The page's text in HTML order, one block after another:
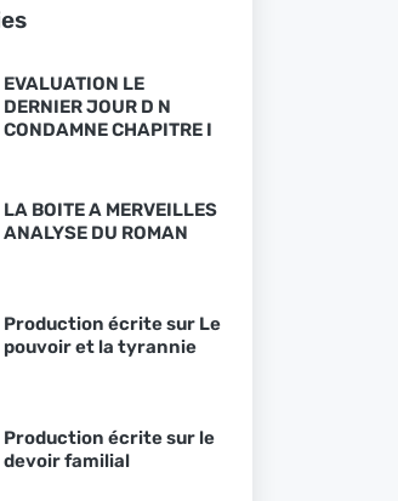
EVALUATION LE
DERNIER JOUR D N
CONDAMNE CHAPITRE I
LA BOITE A MERVEILLES
ANALYSE DU ROMAN
Production écrite sur Le
pouvoir et la tyrannie
Production écrite sur le
devoir familial